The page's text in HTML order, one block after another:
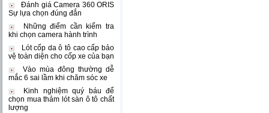
Đánh giá Camera 360 ORIS
Sự lựa chọn đúng đắn
Những điểm cần kiểm tra
khi chọn camera hành trình
Lót cốp da ô tô cao cấp bảo
vệ toàn diện cho cốp xe của bạn
Vào mùa đông thường dễ
mắc 6 sai lầm khi chăm sóc xe
Kinh nghiệm quý báu để
chọn mua thảm lót sàn ô tô chất
lượng